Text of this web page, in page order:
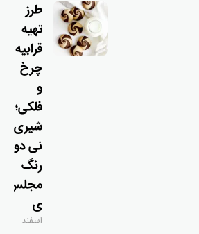
طرز
تهیه
قرابیه
چرخ
و
فلکی؛
شیری
نی دو
رنگ
مجلس
ی
اسفند